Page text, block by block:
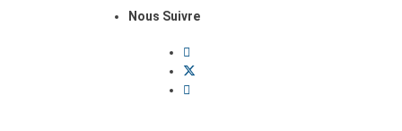
Nous Suivre